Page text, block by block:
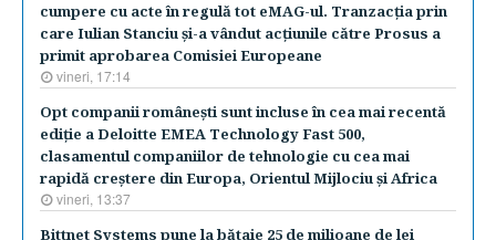
cumpere cu acte în regulă tot eMAG-ul. Tranzacţia prin
care Iulian Stanciu şi-a vândut acţiunile către Prosus a
primit aprobarea Comisiei Europeane
vineri, 17:14
Opt companii româneşti sunt incluse în cea mai recentă
ediţie a Deloitte EMEA Technology Fast 500,
clasamentul companiilor de tehnologie cu cea mai
rapidă creştere din Europa, Orientul Mijlociu şi Africa
vineri, 13:37
Bittnet Systems pune la bătaie 25 de milioane de lei